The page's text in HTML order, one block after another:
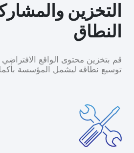
التخزين
النطاق
قم بتخزين محتوى الواقع
توسيع نطاقه ليشمل المؤسسة